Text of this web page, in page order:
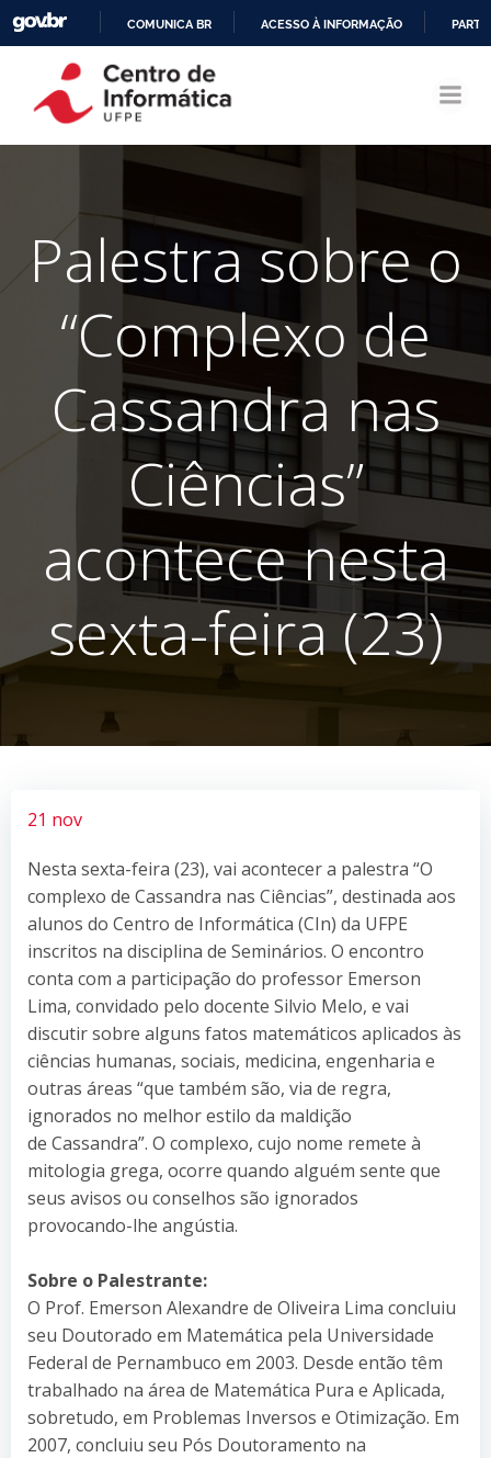
CONTEÚDO
COMUNICA BR ACESSO À INFORMAÇÃO
Palestra sobre o
“Complexo de
Cassandra nas
Ciências”
acontece nesta
sexta-feira (23)
21 nov
Nesta sexta-feira (23), vai acontecer a palestra “O
complexo de Cassandra nas Ciências”, destinada aos
alunos do Centro de Informática (CIn) da UFPE
inscritos na disciplina de Seminários. O encontro
conta com a participação do professor Emerson
Lima, convidado pelo docente Silvio Melo, e vai
discutir sobre alguns fatos matemáticos aplicados às
ciências humanas, sociais, medicina, engenharia e
outras áreas “que também são, via de regra,
ignorados no melhor estilo da maldição
de Cassandra”. O complexo, cujo nome remete à
mitologia grega, ocorre quando alguém sente que
seus avisos ou conselhos são ignorados
provocando-lhe angústia.
Sobre o Palestrante:
O Prof. Emerson Alexandre de Oliveira Lima concluiu
seu Doutorado em Matemática pela Universidade
Federal de Pernambuco em 2003. Desde então têm
trabalhado na área de Matemática Pura e Aplicada,
sobretudo, em Problemas Inversos e Otimização. Em
2007, concluiu seu Pós Doutoramento na